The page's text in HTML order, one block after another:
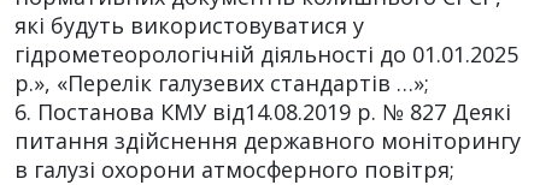
які будуть використовуватися у
гідрометеорологічній діяльності до 01.01.2025
р.», «Перелік галузевих стандартів …»;
6. Постанова КМУ від14.08.2019 р. № 827 Деякі
питання здійснення державного моніторингу
в галузі охорони атмосферного повітря;